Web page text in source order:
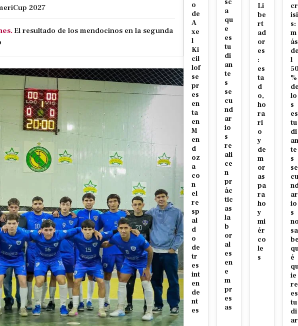
2027
El resultado de los mendocinos en la segunda
o
de
A
xe
l
Ki
cil
lof
se
pr
es
en
ta
en
M
en
d
oz
a
co
n
el
re
sp
al
d
o
de
tr
es
int
en
de
nt
es
sc
a
qu
e
es
tu
di
an
te
s
se
cu
nd
ar
io
s
re
ali
ce
n
pr
ác
tic
as
la
b
or
al
es
en
e
m
pr
es
as
Li
be
rt
ad
or
es
:
es
ta
d
o,
ho
ra
ri
o
y
de
m
or
as
pa
ra
ho
y
mi
ér
co
le
s
cr
isi
s:
m
ás
de
l
50
%
de
lo
s
es
tu
di
an
te
s
se
cu
ar
io
s
no
sa
be
é
ie
re
es
tu
di
ar